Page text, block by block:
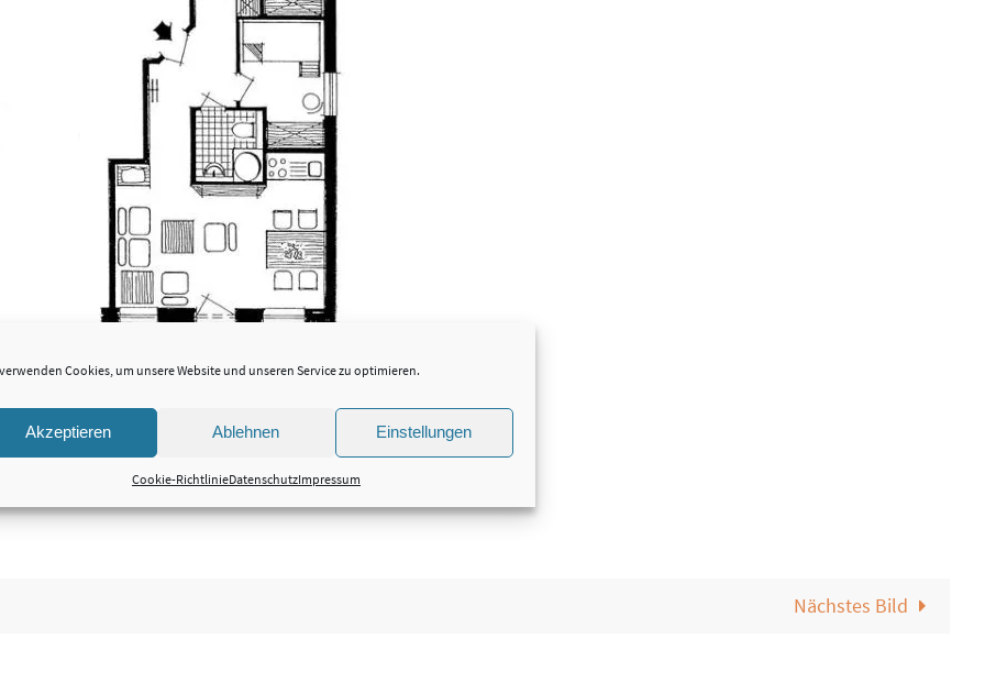
Cookies, um unsere Website und unseren Service zu optimieren.
Akzeptieren Ablehnen Einstellungen
Cookie-RichtlinieDatenschutzImpressum
Nächstes Bild